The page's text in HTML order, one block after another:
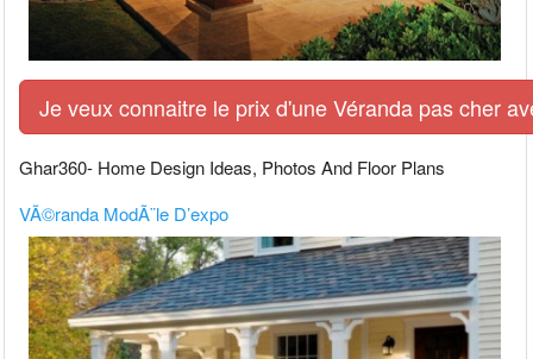
Je veux connaitre le prix d'une Véranda pas cher
Ghar360- Home Design Ideas, Photos And Floor Plans
VÃ©randa ModÃ¨le D’expo